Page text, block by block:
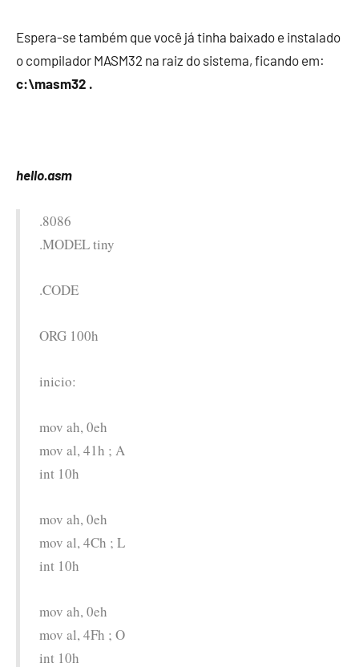
Espera-se também que você já tinha baixado e instalado
o compilador MASM32 na raiz do sistema, ficando em:
c:\masm32 .
hello.asm
.8086
.MODEL tiny
.CODE
ORG 100h
inicio:
mov ah, 0eh
mov al, 41h ; A
int 10h
mov ah, 0eh
mov al, 4Ch ; L
int 10h
mov ah, 0eh
mov al, 4Fh ; O
int 10h